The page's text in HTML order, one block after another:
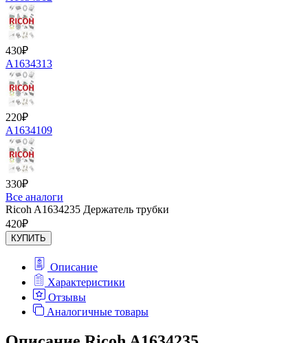
430₽
A1634313
220₽
A1634109
330₽
Все аналоги
Ricoh A1634235 Держатель трубки
420₽
КУПИТЬ
Описание
Характеристики
Отзывы
Аналогичные товары